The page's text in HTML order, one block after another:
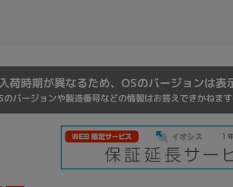
荷時期が異なるため、OSのバージョンは表
のバージョンや製造番号などの情報はお答えできかねます
その他
モニタサイズ